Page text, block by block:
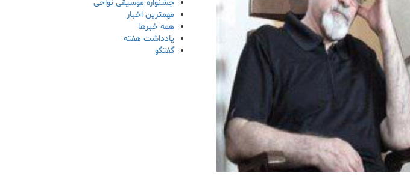
جشنواره موسیقی نواحی
مهمترین اخبار
همه خبرها
یادداشت هفته
گفتگو